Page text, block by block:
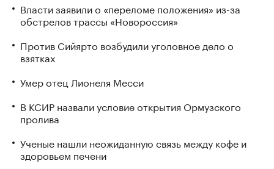
Власти заявили о «переломе положения» из-за
обстрелов трассы «Новороссия»
Против Сийярто возбудили уголовное дело о
взятках
Умер отец Лионеля Месси
В КСИР назвали условие открытия Ормузского
пролива
Ученые нашли неожиданную связь между кофе и
здоровьем печени